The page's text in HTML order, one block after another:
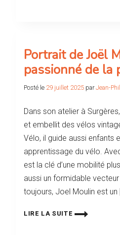
Portrait de Joël
passionné de la
Posté le 29 juillet 2025 parJean-
Dans son atelier à
et embellit des vélos
Vélo, il guide aussi enfants
apprentissage du vélo.
est la clé d’une mobilité
aussi un formidable
toujours, Joel Moulin est un
LIRE LA SUITE